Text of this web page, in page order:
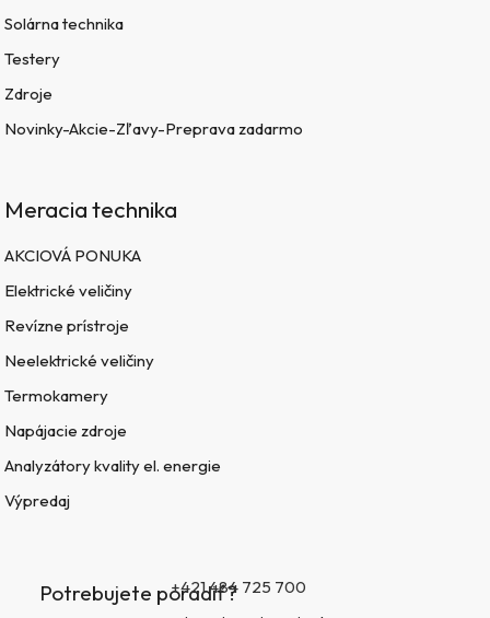
Solárna technika
Testery
Zdroje
Novinky-Akcie-Zľavy-Preprava zadarmo
Meracia technika
AKCIOVÁ PONUKA
Elektrické veličiny
Revízne prístroje
Neelektrické veličiny
Termokamery
Napájacie zdroje
Analyzátory kvality el. energie
Výpredaj
Potrebujete poradiť?+421 484 725 700